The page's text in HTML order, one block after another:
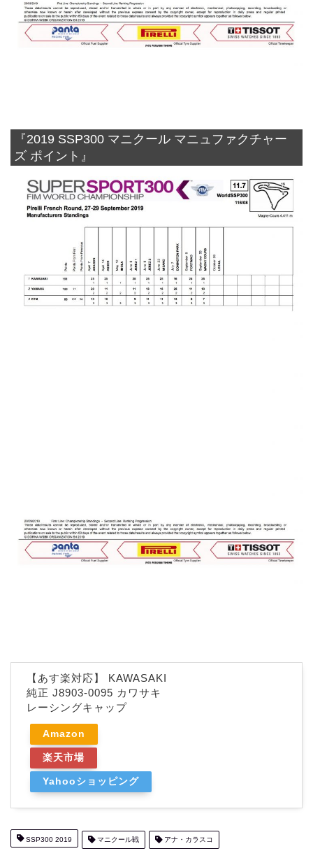
『2019 SSP300 マニクール マニュファクチャー
ズ ポイント』
【あす楽対応】 KAWASAKI
純正 J8903-0095 カワサキ
レーシングキャップ
Amazon
楽天市場
Yahooショッピング
SSP300 2019 マニクール戦 アナ・カラスコ